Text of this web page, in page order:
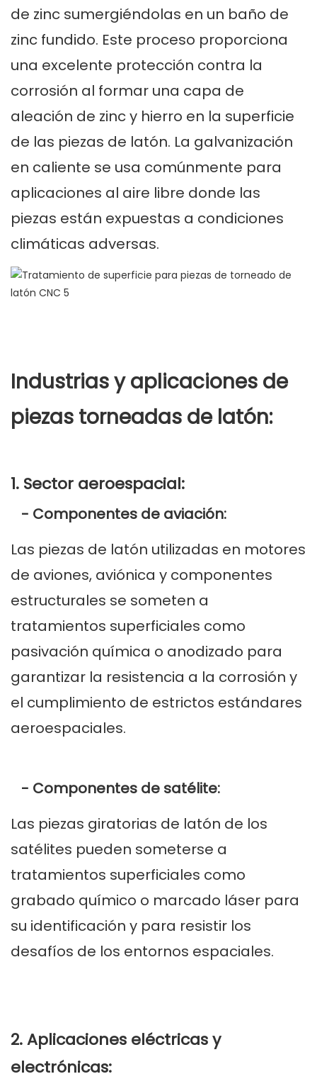
de zinc sumergiéndolas en un baño de
zinc fundido. Este proceso proporciona
una excelente protección contra la
corrosión al formar una capa de
aleación de zinc y hierro en la superficie
de las piezas de latón. La galvanización
en caliente se usa comúnmente para
aplicaciones al aire libre donde las
piezas están expuestas a condiciones
climáticas adversas.
Industrias y aplicaciones de
piezas torneadas de latón:
1. Sector aeroespacial:
- Componentes de aviación:
Las piezas de latón utilizadas en motores
de aviones, aviónica y componentes
estructurales se someten a
tratamientos superficiales como
pasivación química o anodizado para
garantizar la resistencia a la corrosión y
el cumplimiento de estrictos estándares
aeroespaciales.
- Componentes de satélite:
Las piezas giratorias de latón de los
satélites pueden someterse a
tratamientos superficiales como
grabado químico o marcado láser para
su identificación y para resistir los
desafíos de los entornos espaciales.
2. Aplicaciones eléctricas y
electrónicas: